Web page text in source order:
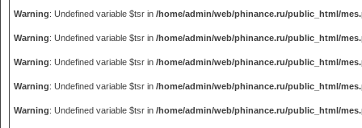
Warning: Undefined variable $tsr in /home/admin/web/phinance.ru/public_html/
Warning: Undefined variable $tsr in /home/admin/web/phinance.ru/public_html/
Warning: Undefined variable $tsr in /home/admin/web/phinance.ru/public_html/
Warning: Undefined variable $tsr in /home/admin/web/phinance.ru/public_html/
Warning: Undefined variable $tsr in /home/admin/web/phinance.ru/public_html/